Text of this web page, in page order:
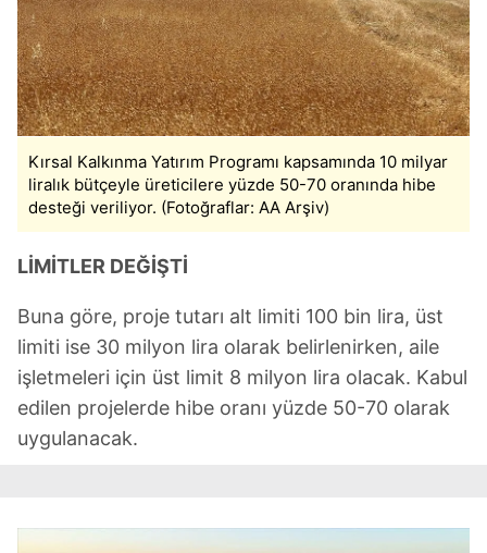
Kırsal Kalkınma Yatırım Programı kapsamında 10 milyar
liralık bütçeyle üreticilere yüzde 50-70 oranında hibe
desteği veriliyor. (Fotoğraflar: AA Arşiv)
LİMİTLER DEĞİŞTİ
Buna göre, proje tutarı alt limiti 100 bin lira, üst
limiti ise 30 milyon lira olarak belirlenirken, aile
işletmeleri için üst limit 8 milyon lira olacak. Kabul
edilen projelerde hibe oranı yüzde 50-70 olarak
uygulanacak.